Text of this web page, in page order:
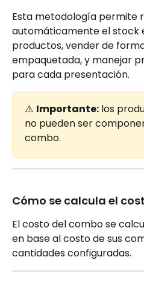
Esta metodología permite
automáticamente el stock
productos, vender de
empaquetada, y manejar
para cada presentación.
⚠️ Importante: los
no pueden ser
combo.
Cómo se calcula el
El costo del combo se
en base al costo de sus
cantidades configuradas.